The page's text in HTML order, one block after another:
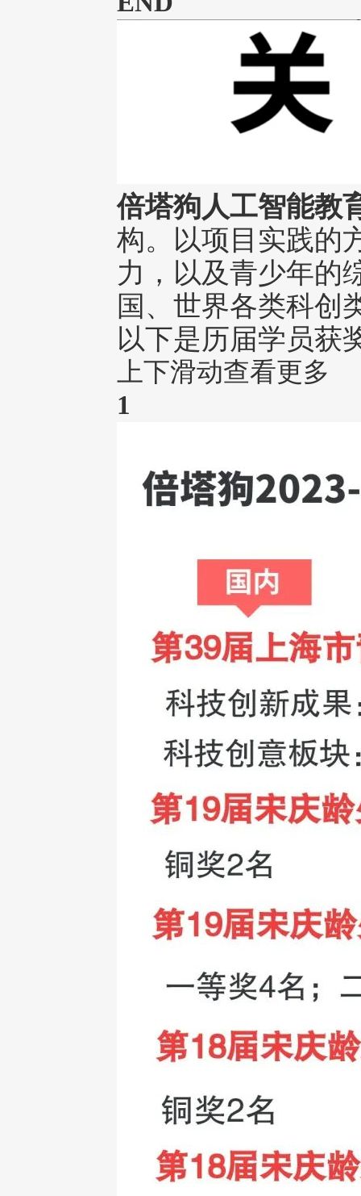
倍塔狗人工智能教
构。以项目实践的
力，以及青少年的
国、世界各类科创
以下是历届学员获
上下滑动查看更多
1